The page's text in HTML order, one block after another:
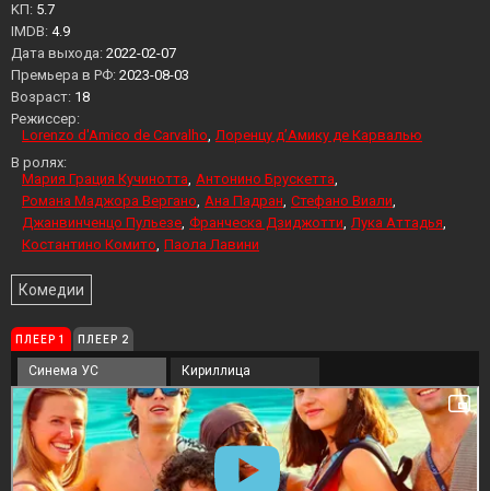
KП: 5.7
IMDB: 4.9
Дата выхода: 2022-02-07
Премьера в РФ: 2023-08-03
Возраст: 18
Режиссер:
Lorenzo d'Amico de Carvalho Лоренцу д’Амику де Карвалью
В ролях:
Мария Грация Кучинотта Антонино Брускетта
Романа Маджора Вергано Ана Падран Стефано Виали
Джанвинченцо Пульезе Франческа Дзиджотти Лука Аттадья
Костантино Комито Паола Лавини
Комедии
ПЛЕЕР 1 ПЛЕЕР 2
Синема УС Кириллица